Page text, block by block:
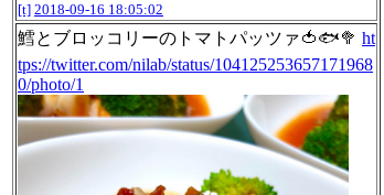
[t] 2018-09-16 18:05:02
鱈とブロッコリーのトマトパッツァ🍅🐟🥦 ht
tps://twitter.com/nilab/status/104125253657171968
0/photo/1